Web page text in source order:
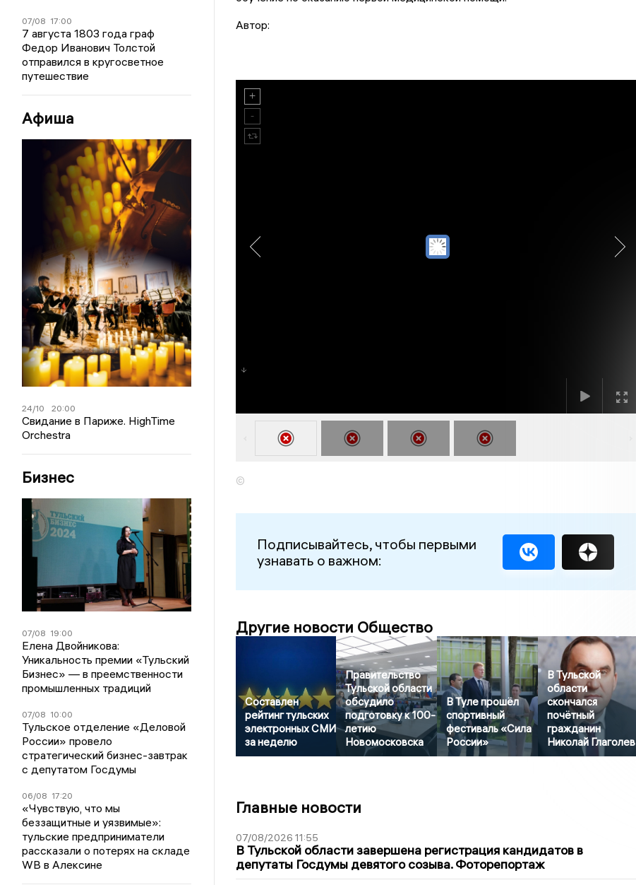
07/08 17:00
7 августа 1803 года граф
Федор Иванович Толстой
отправился в кругосветное
путешествие
Афиша
24/10 20:00
Свидание в Париже. HighTime
Orchestra
Бизнес
07/08 19:00
Елена Двойникова:
Уникальность премии «Тульский
Бизнес» — в преемственности
промышленных традиций
07/08 10:00
Тульское отделение «Деловой
России» провело
стратегический бизнес-завтрак
с депутатом Госдумы
06/08 17:20
«Чувствую, что мы
беззащитные и уязвимые»:
тульские предприниматели
рассказали о потерях на складе
WB в Алексине
Автор:
©
Подписывайтесь, чтобы первыми
узнавать о важном:
Другие новости Общество
Составлен
рейтинг тульских
электронных СМИ
за неделю
Правительство
Тульской области
обсудило
подготовку к 100-
летию
Новомосковска
В Туле прошёл
спортивный
фестиваль «Сила
России»
В Тульской
области
скончался
почётный
гражданин
Николай Глаголев
Главные новости
07/08/2026 11:55
В Тульской области завершена регистрация кандидатов в
депутаты Госдумы девятого созыва. Фоторепортаж